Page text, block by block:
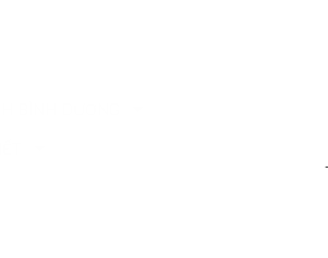
BÌNH DƯƠNG